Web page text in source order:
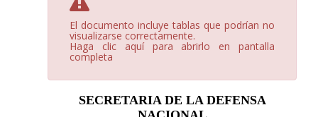
El documento incluye tablas que podrían no
visualizarse correctamente.
Haga clic aquí para abrirlo en pantalla
completa